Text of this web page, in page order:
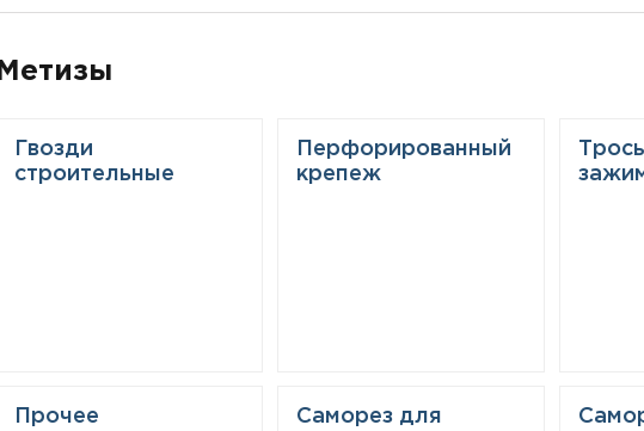
Метизы
Гвозди
строительные
Перфорированный
крепеж
Прочее
Саморез для